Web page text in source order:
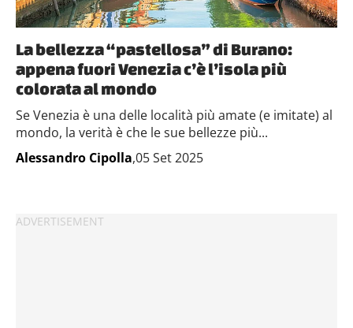
La bellezza “pastellosa” di Burano:
appena fuori Venezia c’è l’isola più
colorata al mondo
Se Venezia è una delle località più amate (e imitate) al
mondo, la verità è che le sue bellezze più...
Alessandro Cipolla,05 Set 2025